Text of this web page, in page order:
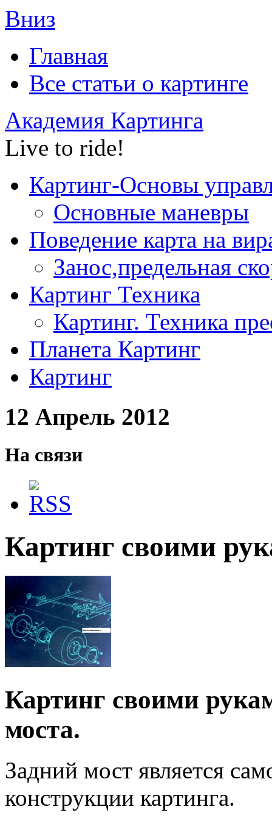
Вниз
Главная
Все статьи o картинге
Академия Картинга
Live to ride!
Картинг-Основы
Основные маневры
Поведение карта на
Занос,предельная
Картинг Техника
Картинг. Техника
Планета Картинг
Картинг
12 Апрель 2012
На связи
Картинг своими
Картинг своими
моста.
Задний мост является
конструкции картинга.